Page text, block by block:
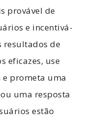
provável de
e incentivá-
resultados de
eficazes, use
e prometa uma
uma resposta
estão